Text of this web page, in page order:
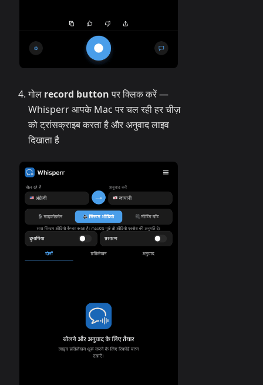
गोल record buttonपर क्लिक करें —
Whisperr आपके Mac पर चल रही हर चीज़
को ट्रांसक्राइब करता है और अनुवाद लाइव
दिखाता है